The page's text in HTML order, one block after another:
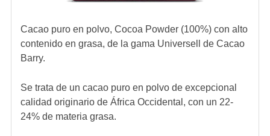
Cacao puro en polvo, Cocoa Powder (100%) con alto
contenido en grasa, de la gama Universell de Cacao
Barry.
Se trata de un cacao puro en polvo de excepcional
calidad originario de África Occidental, con un 22-
24% de materia grasa.